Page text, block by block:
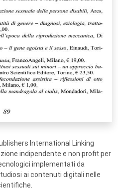
International Linking
indipendente e non profit per
implementati da
ai contenuti digitali nelle